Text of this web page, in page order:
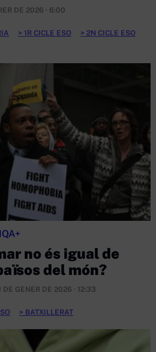
DE 2026 · 6:00
1R CICLE ESO
2N CICLE ESO
no és igual de
del món?
DE GENER DE 2026 · 12:33
BATXILLERAT